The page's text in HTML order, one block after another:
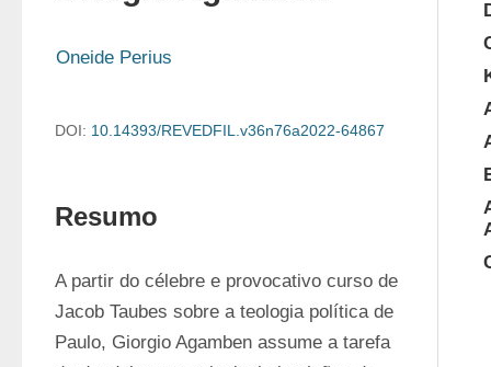
Oneide Perius
DOI: 10.14393/REVEDFIL.v36n76a2022-64867
Resumo
A partir do célebre e provocativo curso de
Jacob Taubes sobre a teologia política de
Paulo, Giorgio Agamben assume a tarefa